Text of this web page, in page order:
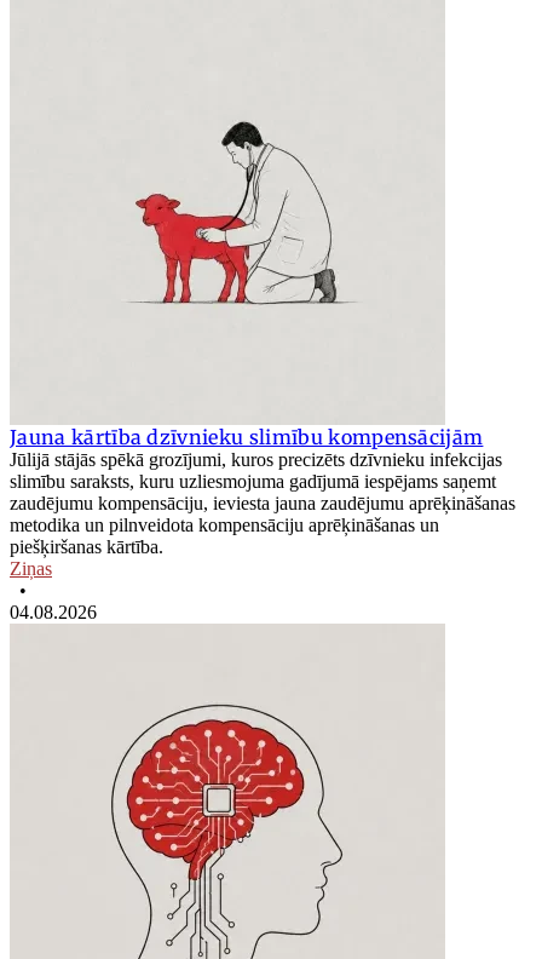
Jauna kārtība dzīvnieku slimību kompensācijām
Jūlijā stājās spēkā grozījumi, kuros precizēts dzīvnieku infekcijas
slimību saraksts, kuru uzliesmojuma gadījumā iespējams saņemt
zaudējumu kompensāciju, ieviesta jauna zaudējumu aprēķināšanas
metodika un pilnveidota kompensāciju aprēķināšanas un
piešķiršanas kārtība.
Ziņas
•
04.08.2026